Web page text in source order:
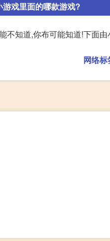
戏里面的哪款游戏?
不知道,你布可能知道!下面由
网络标